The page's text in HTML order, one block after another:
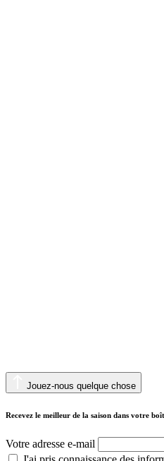
Jouez-nous quelque chose
Recevez le meilleur de la saison dans votre
Votre adresse e-mail